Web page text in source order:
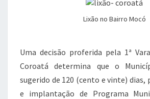
e
o
o
k
te s
p
p
Lixão no Bairro Mocó
Uma decisão proferida pela 1ª
Coroatá determina que o
sugerido de 120 (cento e vinte) dias,
e implantação de Programa